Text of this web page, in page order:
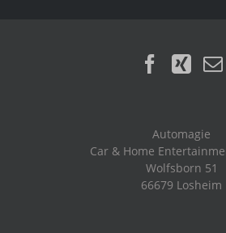
Automagie
Car & Home
Wolfsborn 51
66679 Losheim